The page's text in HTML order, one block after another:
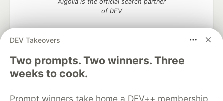
DEV Takeovers
Two prompts. Two winners. Three
weeks to cook.
Prompt winners take home a DEV++ membership
Algolia is the official search partner
of DEV
DEV Community— A space to discuss and keep up software
development and manage your software career
Home
DEV Challenges